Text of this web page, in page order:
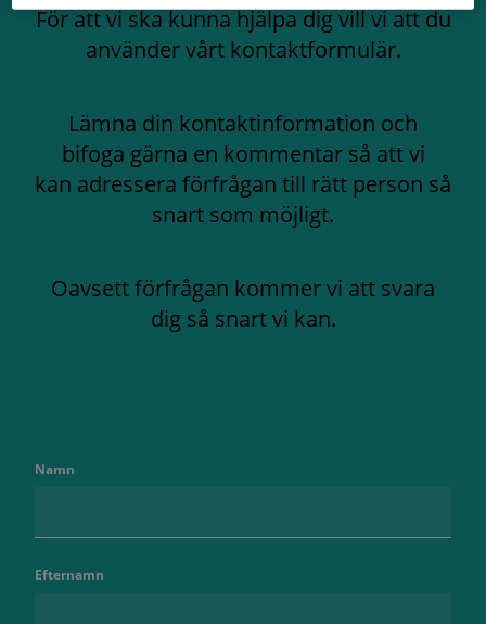
För att vi ska kunna hjälpa dig vill vi att du
använder vårt kontaktformulär.
Lämna din kontaktinformation och
bifoga gärna en kommentar så att vi
kan adressera förfrågan till rätt person så
snart som möjligt.
Oavsett förfrågan kommer vi att svara
dig så snart vi kan.
Namn
Efternamn